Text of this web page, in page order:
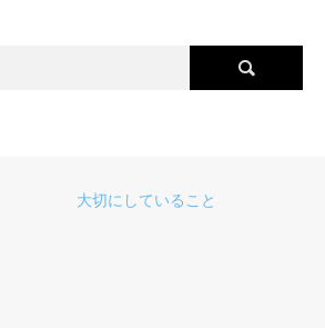
大切にしていること